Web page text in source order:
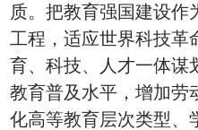
质。把教育强国建设作
工程，适应世界科技革
育、科技、人才一体谋
教育普及水平，增加劳
化高等教育层次类型、